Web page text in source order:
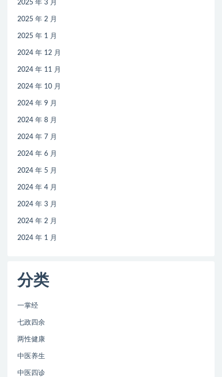
2025 年 3 月
2025 年 2 月
2025 年 1 月
2024 年 12 月
2024 年 11 月
2024 年 10 月
2024 年 9 月
2024 年 8 月
2024 年 7 月
2024 年 6 月
2024 年 5 月
2024 年 4 月
2024 年 3 月
2024 年 2 月
2024 年 1 月
分类
一掌经
七政四余
两性健康
中医养生
中医四诊